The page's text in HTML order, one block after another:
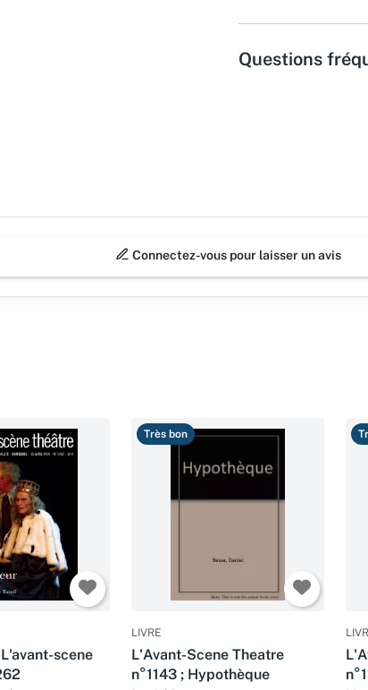
Questions
Connectez-vous pour laisser un avis
scene
Très bon
LIVRE
L'Avant-Scene Theatre
n°1143 ; Hypothèque